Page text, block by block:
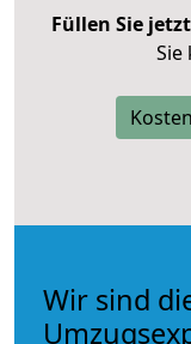
Füllen Sie
Sie
Wir sind